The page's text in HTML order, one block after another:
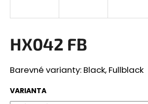
HX042 FB
Barevné varianty: Black, Fullblack
VARIANTA
í
t
?